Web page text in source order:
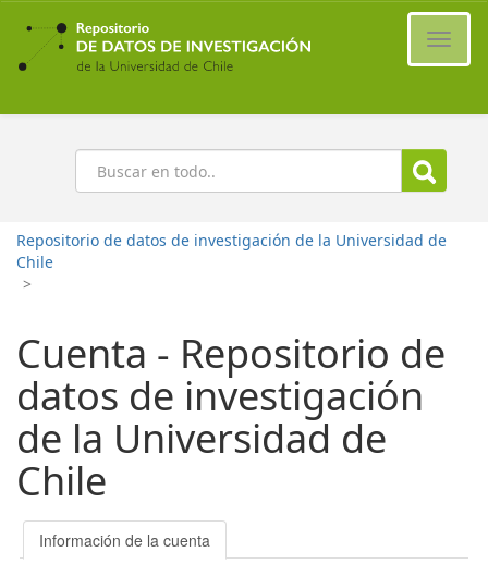
Ir
contenido
principal
Buscar
Repositorio de datos de investigación de la Universidad de
Chile
>
Cuenta - Repositorio de
datos de investigación
de la Universidad de
Chile
Información de la cuenta